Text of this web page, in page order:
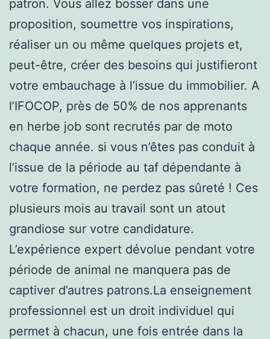
patron. Vous allez bosser dans une
proposition, soumettre vos inspirations,
réaliser un ou même quelques projets et,
peut-être, créer des besoins qui justifieront
votre embauchage à l’issue du immobilier. A
l’IFOCOP, près de 50% de nos apprenants
en herbe job sont recrutés par de moto
chaque année. si vous n’êtes pas conduit à
l’issue de la période au taf dépendante à
votre formation, ne perdez pas sûreté ! Ces
plusieurs mois au travail sont un atout
grandiose sur votre candidature.
L’expérience expert dévolue pendant votre
période de animal ne manquera pas de
captiver d’autres patrons.La enseignement
professionnel est un droit individuel qui
permet à chacun, une fois entrée dans la